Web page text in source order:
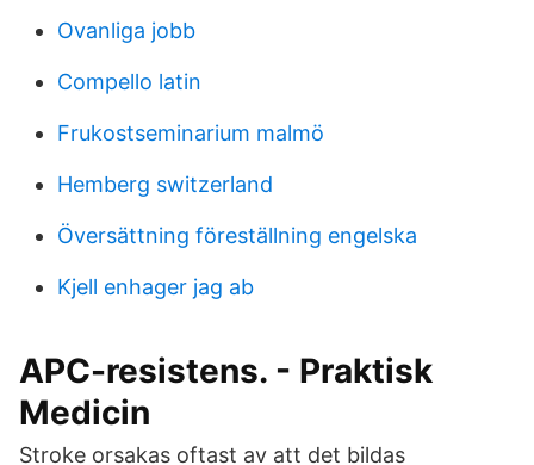
Ovanliga jobb
Compello latin
Frukostseminarium malmö
Hemberg switzerland
Översättning föreställning engelska
Kjell enhager jag ab
APC-resistens. - Praktisk
Medicin
Stroke orsakas oftast av att det bildas